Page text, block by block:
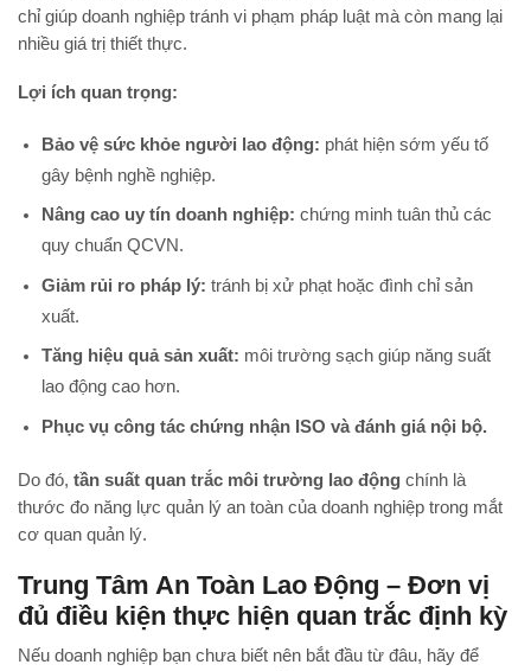
chỉ giúp doanh nghiệp tránh vi phạm pháp luật mà còn mang lại
nhiều giá trị thiết thực.
Lợi ích quan trọng:
Bảo vệ sức khỏe người lao động: phát hiện sớm yếu tố
gây bệnh nghề nghiệp.
Nâng cao uy tín doanh nghiệp: chứng minh tuân thủ các
quy chuẩn QCVN.
Giảm rủi ro pháp lý: tránh bị xử phạt hoặc đình chỉ sản
xuất.
Tăng hiệu quả sản xuất: môi trường sạch giúp năng suất
lao động cao hơn.
Phục vụ công tác chứng nhận ISO và đánh giá nội bộ.
Do đó, tần suất quan trắc môi trường lao động chính là
thước đo năng lực quản lý an toàn của doanh nghiệp trong mắt
cơ quan quản lý.
Trung Tâm An Toàn Lao Động – Đơn vị
đủ điều kiện thực hiện quan trắc định kỳ
Nếu doanh nghiệp bạn chưa biết nên bắt đầu từ đâu, hãy để